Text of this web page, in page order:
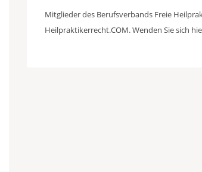
Mitglieder des Berufsverbands Freie
Heilpraktikerrecht.COM. Wenden Sie sich